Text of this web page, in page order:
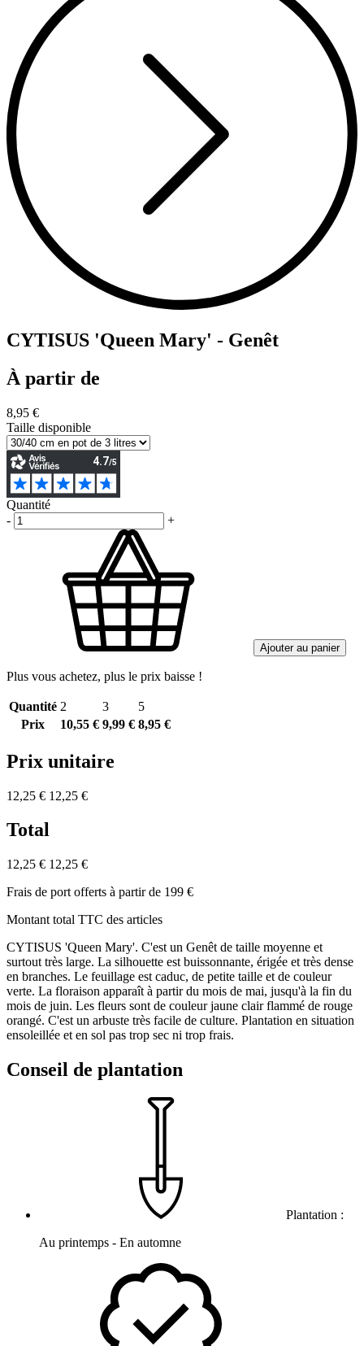
CYTISUS 'Queen Mary' - Genêt
À partir de
8,95 €
Taille disponible
Quantité
-
+
Ajouter au panier
Plus vous achetez, plus le prix baisse !
Quantité 2 3
5
Prix
10,55 € 9,99 € 8,95 €
Prix unitaire
12,25 € 12,25 €
Total
12,25 € 12,25 €
Frais de port offerts à partir de 199 €
Montant total TTC des articles
CYTISUS 'Queen Mary'. C'est un Genêt de taille moyenne et
surtout très large. La silhouette est buissonnante, érigée et très dense
en branches. Le feuillage est caduc, de petite taille et de couleur
verte. La floraison apparaît à partir du mois de mai, jusqu'à la fin du
mois de juin. Les fleurs sont de couleur jaune clair flammé de rouge
orangé. C'est un arbuste très facile de culture. Plantation en situation
ensoleillée et en sol pas trop sec ni trop frais.
Conseil de plantation
Plantation :
Au printemps - En automne